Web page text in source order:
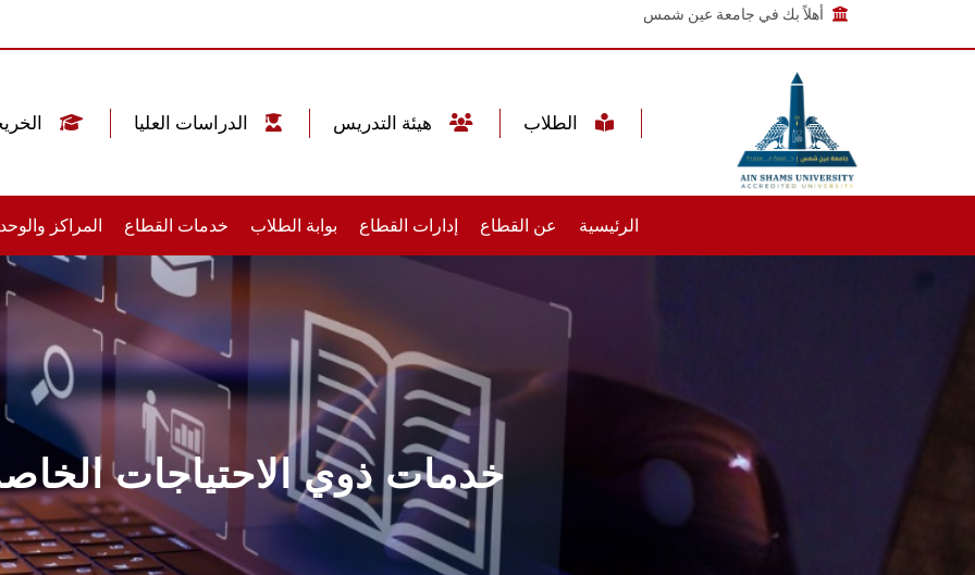
أهلاً بك في جامعة عين شمس
الرئيسية عن القطاع إدارات القطاع بوابة الطلاب خدمات القطاع المراكز
خدمات ذوي الاحتياجات